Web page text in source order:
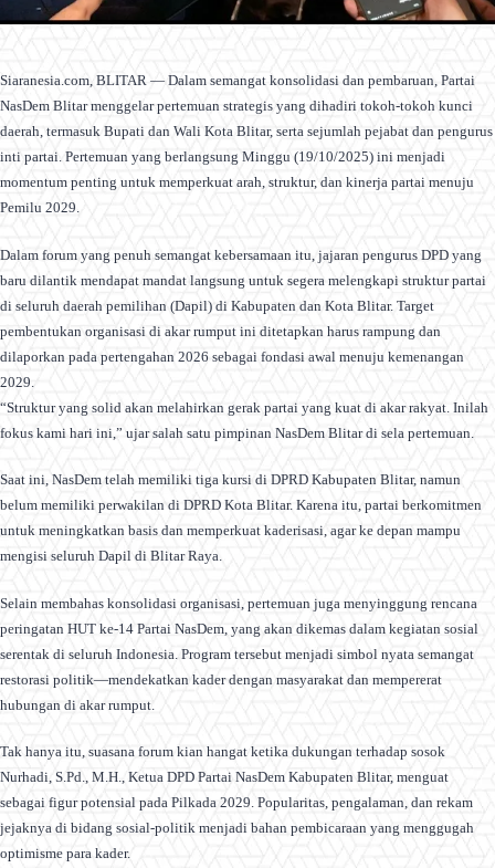
Siaranesia.com, BLITAR — Dalam semangat konsolidasi dan pembaruan, Partai
NasDem Blitar menggelar pertemuan strategis yang dihadiri tokoh-tokoh kunci
daerah, termasuk Bupati dan Wali Kota Blitar, serta sejumlah pejabat dan pengurus
inti partai. Pertemuan yang berlangsung Minggu (19/10/2025) ini menjadi
momentum penting untuk memperkuat arah, struktur, dan kinerja partai menuju
Pemilu 2029.
Dalam forum yang penuh semangat kebersamaan itu, jajaran pengurus DPD yang
baru dilantik mendapat mandat langsung untuk segera melengkapi struktur partai
di seluruh daerah pemilihan (Dapil) di Kabupaten dan Kota Blitar. Target
pembentukan organisasi di akar rumput ini ditetapkan harus rampung dan
dilaporkan pada pertengahan 2026 sebagai fondasi awal menuju kemenangan
2029.
“Struktur yang solid akan melahirkan gerak partai yang kuat di akar rakyat. Inilah
fokus kami hari ini,” ujar salah satu pimpinan NasDem Blitar di sela pertemuan.
Saat ini, NasDem telah memiliki tiga kursi di DPRD Kabupaten Blitar, namun
belum memiliki perwakilan di DPRD Kota Blitar. Karena itu, partai berkomitmen
untuk meningkatkan basis dan memperkuat kaderisasi, agar ke depan mampu
mengisi seluruh Dapil di Blitar Raya.
Selain membahas konsolidasi organisasi, pertemuan juga menyinggung rencana
peringatan HUT ke-14 Partai NasDem, yang akan dikemas dalam kegiatan sosial
serentak di seluruh Indonesia. Program tersebut menjadi simbol nyata semangat
restorasi politik—mendekatkan kader dengan masyarakat dan mempererat
hubungan di akar rumput.
Tak hanya itu, suasana forum kian hangat ketika dukungan terhadap sosok
Nurhadi, S.Pd., M.H., Ketua DPD Partai NasDem Kabupaten Blitar, menguat
sebagai figur potensial pada Pilkada 2029. Popularitas, pengalaman, dan rekam
jejaknya di bidang sosial-politik menjadi bahan pembicaraan yang menggugah
optimisme para kader.